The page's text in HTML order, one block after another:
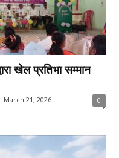
खेल प्रतिभा सम्मान
March 21, 2026 0